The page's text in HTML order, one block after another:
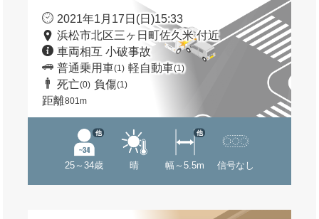
2021年1月17日(日)15:33
浜松市北区三ヶ日町佐久米 付近
車両相互 小破事故
普通乗用車(1) 軽自動車(1)
死亡(0) 負傷(1)
距離801m
25～34歳
他
晴 幅～5.5m
他
信号なし